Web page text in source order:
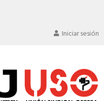
Iniciar sesión